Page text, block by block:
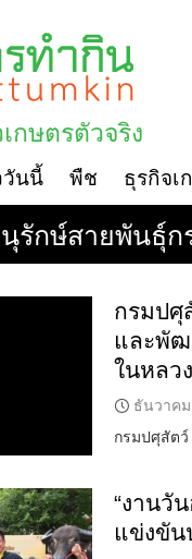
กษตรตัวจริง
วันนี้ พืช ธุรกิจเ
รักษ์สายพันธุ์ก
กรมปศุ
และพัฒ
ในหลวง
ธันวาคม
กรมปศุสัตว์
“งานวั
แข่งขัน